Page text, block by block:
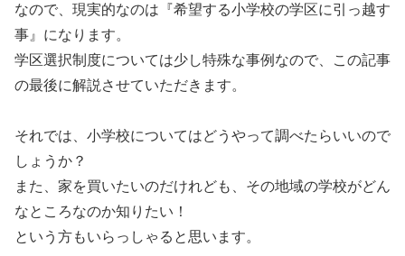
なので、現実的なのは『希望する小学校の学区に引っ越す
事』になります。
学区選択制度については少し特殊な事例なので、この記事
の最後に解説させていただきます。
それでは、小学校についてはどうやって調べたらいいので
しょうか？
また、家を買いたいのだけれども、その地域の学校がどん
なところなのか知りたい！
という方もいらっしゃると思います。